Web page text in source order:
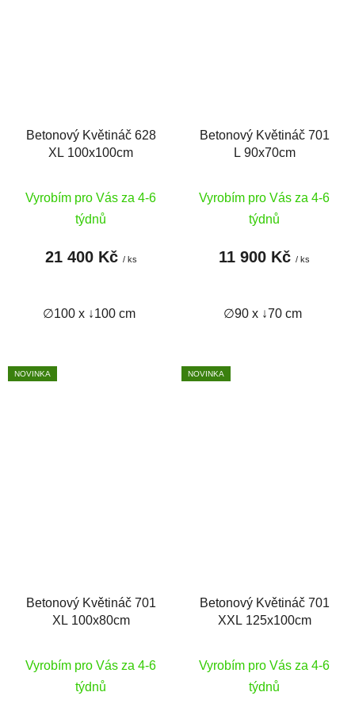
Betonový Květináč 628
XL 100x100cm
Vyrobím pro Vás za 4-6
týdnů
21 400 Kč / ks
∅100 x ↓100 cm
Betonový Květináč 701
L 90x70cm
Vyrobím pro Vás za 4-6
týdnů
11 900 Kč / ks
∅90 x ↓70 cm
NOVINKA
Betonový Květináč 701
XL 100x80cm
Vyrobím pro Vás za 4-6
týdnů
NOVINKA
Betonový Květináč 701
XXL 125x100cm
Vyrobím pro Vás za 4-6
týdnů